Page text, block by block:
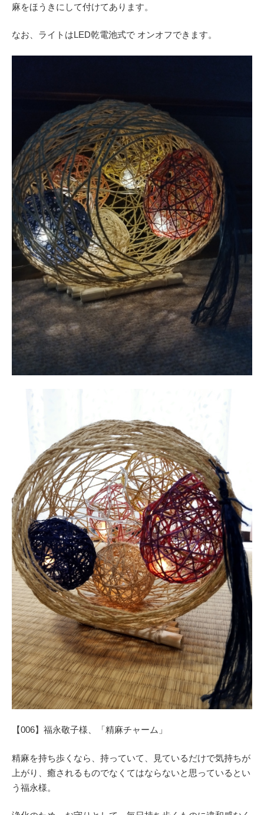
麻をほうきにして付けてあります。
なお、ライトはLED乾電池式で オンオフできます。
【006】福永敬子様、「精麻チャーム」
精麻を持ち歩くなら、持っていて、見ているだけで気持ちが
上がり、癒されるものでなくてはならないと思っているとい
う福永様。